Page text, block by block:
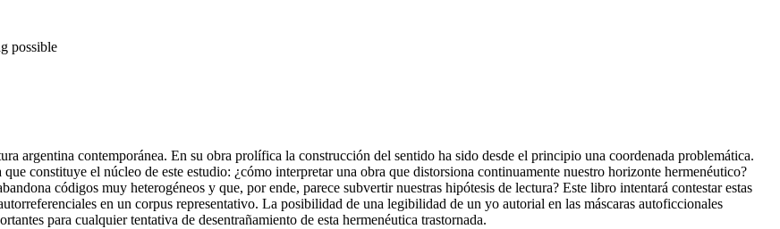
possible
argentina contemporánea. En su obra prolífica la construcción del sentido ha sido desde el principio una coordenada problemática.
constituye el núcleo de este estudio: ¿cómo interpretar una obra que distorsiona continuamente nuestro horizonte hermenéutico?
códigos muy heterogéneos y que, por ende, parece subvertir nuestras hipótesis de lectura? Este libro intentará contestar estas
en un corpus representativo. La posibilidad de una legibilidad de un yo autorial en las máscaras autoficcionales
para cualquier tentativa de desentrañamiento de esta hermenéutica trastornada.